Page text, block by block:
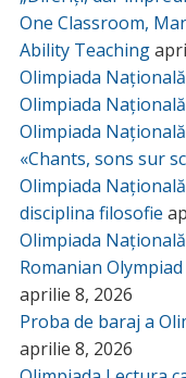
One Classroom,
Ability Teaching
Olimpiada
Olimpiada
Olimpiada Națională
«Chants, sons sur
Olimpiada
disciplina filosofie
Olimpiada
Romanian
aprilie 8, 2026
Proba de baraj a
aprilie 8, 2026